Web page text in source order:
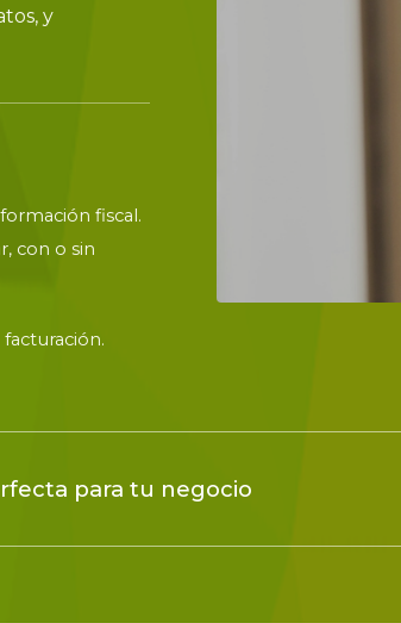
y
fiscal.
con o sin
para tu negocio